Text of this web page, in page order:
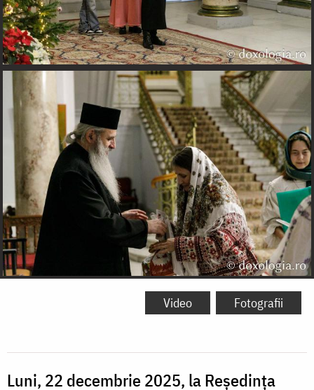
Video Fotografii
Luni, 22 decembrie 2025, la Reședința